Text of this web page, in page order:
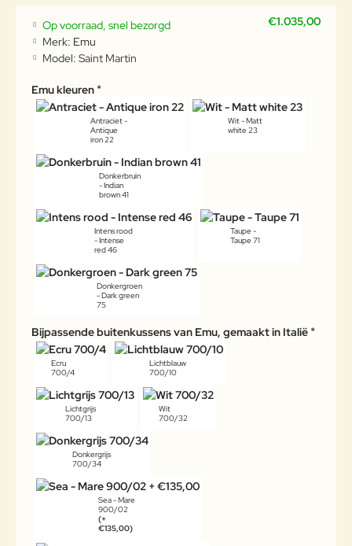
€1.035,00
Op voorraad, snel bezorgd
Merk: Emu
Model: Saint Martin
Emu kleuren
Antraciet -
Antique
iron 22
Wit - Matt
white 23
Donkerbruin
- Indian
brown 41
Intens rood
- Intense
red 46
Taupe -
Taupe 71
Donkergroen
- Dark green
75
Bijpassende buitenkussens van Emu, gemaakt in Italië
Ecru
700/4
Lichtblauw
700/10
Lichtgrijs
700/13
Wit
700/32
Donkergrijs
700/34
Sea - Mare
900/02
(+
€135,00)